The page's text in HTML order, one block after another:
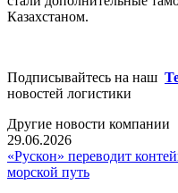
Казахстаном.
Подписывайтесь на наш
новостей логистики
Другие новости компании
29.06.2026
«Рускон» переводит
морской путь